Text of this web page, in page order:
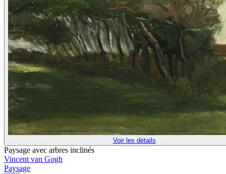
Voir les détails
Paysage avec arbres inclinés
Vincent van Gogh
Paysage